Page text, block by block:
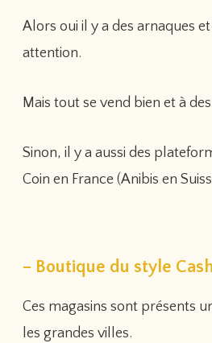
Alors oui il y a des arnaques
attention.
Mais tout se vend bien et à
Sinon, il y a aussi des
Coin en France (Anibis en
– Boutique du style
Ces magasins sont présents
les grandes villes.